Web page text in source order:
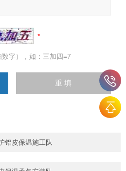
字），如：三加四=7
铝皮保温施工队